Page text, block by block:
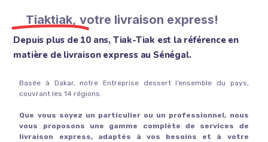
Tiaktiak, votre livraison express!
Depuis plus de 10 ans, Tiak-Tiak est la référence en
matière de livraison express au Sénégal.
Basée à Dakar, notre Entreprise dessert l’ensemble du pays,
couvrant les 14 régions.
Que vous soyez un particulier ou un professionnel, nous
vous proposons une gamme complète de services de
livraison express, adaptés à vos besoins et à votre